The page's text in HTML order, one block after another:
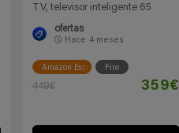
TV, televisor inteligente 65
ofertas
Hace 4 meses
Amazon España Fire
449€ 359€